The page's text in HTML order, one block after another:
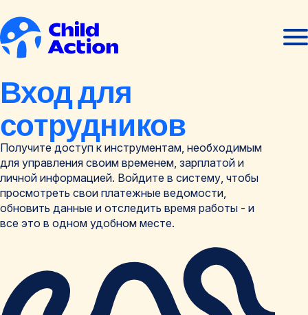
Вход для
сотрудников
Получите доступ к инструментам, необходимым
для управления своим временем, зарплатой и
личной информацией. Войдите в систему, чтобы
просмотреть свои платежные ведомости,
обновить данные и отследить время работы - и
все это в одном удобном месте.